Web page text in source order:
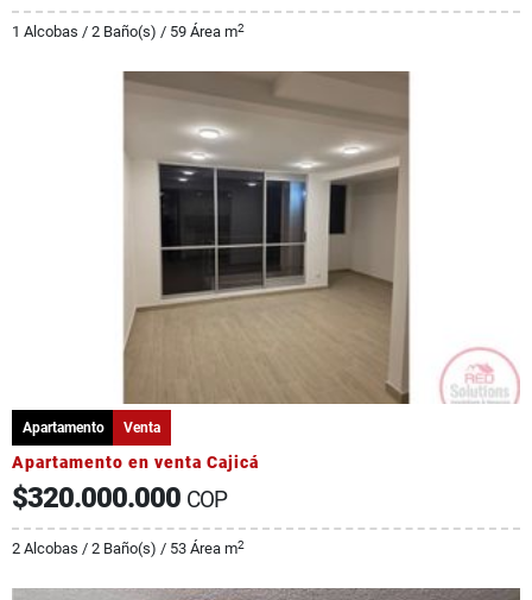
1 Alcobas / 2 Baño(s) / 59 Área m2
Apartamento Venta
Apartamento en venta Cajicá
$320.000.000 COP
2 Alcobas / 2 Baño(s) / 53 Área m2